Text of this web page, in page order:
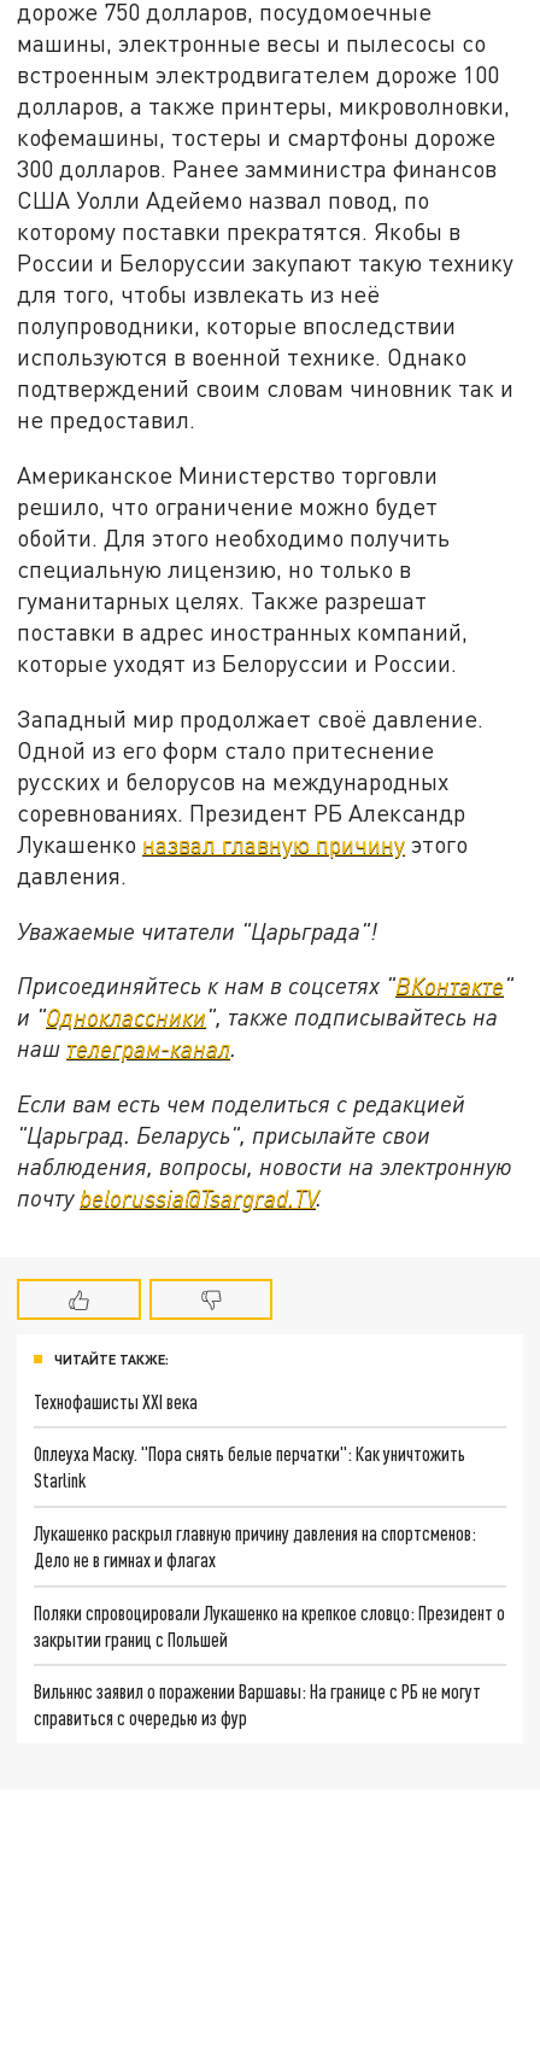
дороже 750 долларов, посудомоечные
машины, электронные весы и пылесосы со
встроенным электродвигателем дороже 100
долларов, а также принтеры, микроволновки,
кофемашины, тостеры и смартфоны дороже
300 долларов. Ранее замминистра финансов
США Уолли Адейемо назвал повод, по
которому поставки прекратятся. Якобы в
России и Белоруссии закупают такую технику
для того, чтобы извлекать из неё
полупроводники, которые впоследствии
используются в военной технике. Однако
подтверждений своим словам чиновник так и
не предоставил.
Американское Министерство торговли
решило, что ограничение можно будет
обойти. Для этого необходимо получить
специальную лицензию, но только в
гуманитарных целях. Также разрешат
поставки в адрес иностранных компаний,
которые уходят из Белоруссии и России.
Западный мир продолжает своё давление.
Одной из его форм стало притеснение
русских и белорусов на международных
соревнованиях. Президент РБ Александр
Лукашенко назвал главную причину этого
давления.
Уважаемые читатели "Царьграда"!
Присоединяйтесь к нам в соцсетях "ВКонтакте"
и "Одноклассники", также подписывайтесь на
наш телеграм-канал.
Если вам есть чем поделиться с редакцией
"Царьград. Беларусь", присылайте свои
наблюдения, вопросы, новости на электронную
почту belorussia@Tsargrad.TV.
ЧИТАЙТЕ ТАКЖЕ:
Технофашисты XXI века
Оплеуха Маску. "Пора снять белые перчатки": Как уничтожить
Starlink
Лукашенко раскрыл главную причину давления на спортсменов:
Дело не в гимнах и флагах
Поляки спровоцировали Лукашенко на крепкое словцо: Президент о
закрытии границ с Польшей
Вильнюс заявил о поражении Варшавы: На границе с РБ не могут
справиться с очередью из фур